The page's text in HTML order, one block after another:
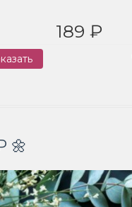
189 ₽
🌼